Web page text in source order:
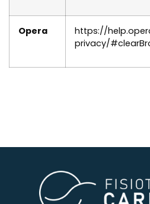
Opera
https://
privacy/